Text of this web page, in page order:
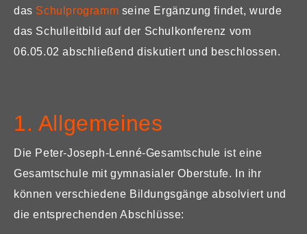
das Schulprogramm seine Ergänzung findet, wurde
das Schulleitbild auf der Schulkonferenz vom
06.05.02 abschließend diskutiert und beschlossen.
1. Allgemeines
Die Peter-Joseph-Lenné-Gesamtschule ist eine
Gesamtschule mit gymnasialer Oberstufe. In ihr
können verschiedene Bildungsgänge absolviert und
die entsprechenden Abschlüsse: